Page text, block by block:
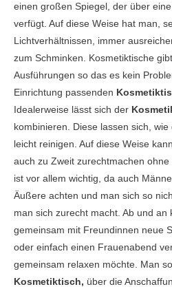
einen großen Spiegel, der über
verfügt. Auf diese Weise hat man,
Lichtverhältnissen, immer
zum Schminken. Kosmetiktische
Ausführungen so das es kein
Einrichtung passenden
Idealerweise lässt sich der
kombinieren. Diese lassen sich, wie
leicht reinigen. Auf diese Weise
auch zu Zweit zurechtmachen
ist vor allem wichtig, da auch
Äußere achten und man sich so
man sich zurecht macht. Ab und an
gemeinsam mit Freundinnen neue
oder einfach einen Frauenabend
gemeinsam relaxen möchte. Man
Kosmetiktisch, über die